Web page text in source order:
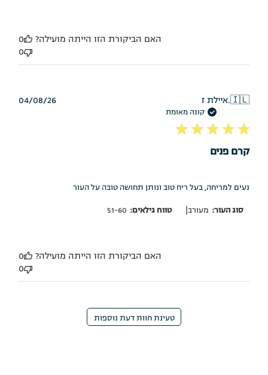
האם הביקורת הזו הייתה מועילה?
0
0
🇮🇱איילת ז.
קונה מאומת
קרם פנים
נעים למריחה, בעל ריח טוב ונותן תחושה טובה על העור
סוג העור: מעורב| טווח גילאים: 51-60
תאריך
04/08/26
האם הביקורת הזו הייתה מועילה?
0
0
טעינת חוות דעת נוספות